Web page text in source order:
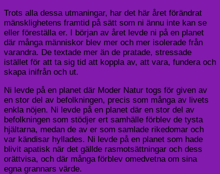
Trots alla dessa utmaningar, har det här året förändrat
mänsklighetens framtid på sätt som ni ännu inte kan se
eller föreställa er. I början av året levde ni på en planet
där många människor blev mer och mer isolerade från
varandra. De textade mer än de pratade, stressade
istället för att ta sig tid att koppla av, att vara, fundera och
skapa inifrån och ut.
Ni levde på en planet där Moder Natur togs för given av
en stor del av befolkningen, precis som många av livets
enkla nöjen. Ni levde på en planet där en stor del av
befolkningen som stödjer ert samhälle förblev de tysta
hjältarna, medan de av er som samlade rikedomar och
var kändisar hyllades. Ni levde på en planet som hade
blivit apatisk när det gällde rasmotsättningar och dess
orättvisa, och där många förblev omedvetna om sina
egna grannars värde.